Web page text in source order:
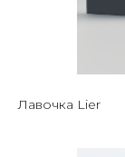
Лавочка Lier